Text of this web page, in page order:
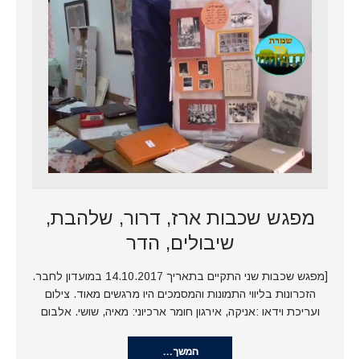
מפגש שכבות ארז, דרור, שלהבת,
שיבולים, הדר
[מפגש שכבות שני התקיים בתאריך 14.10.2017 במועדון לחבר.
הזכרונות בליווי התמונות והמסמכים היו מרגשים מאוד. צילום
ועריכת וידאו :אניקה, אירגון חומר ארכיוני: מאיה, שושי. אלבום
המשך…